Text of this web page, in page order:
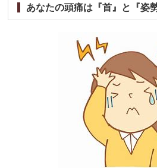
あなたの頭痛は『首』と『姿